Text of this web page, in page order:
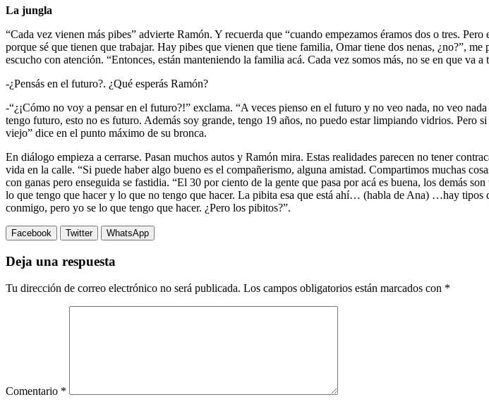
La jungla
“Cada vez vienen más pibes” advierte Ramón. Y recuerda que “cuando empezamos éramos dos o tres.
porque sé que tienen que trabajar. Hay pibes que vienen que tiene familia, Omar tiene dos nenas, ¿no?”,
escucho con atención. “Entonces, están manteniendo la familia acá. Cada vez somos más, no se en que va a
-¿Pensás en el futuro?. ¿Qué esperás Ramón?
-“¿¡Cómo no voy a pensar en el futuro?!” exclama. “A veces pienso en el futuro y no veo nada, no veo
tengo futuro, esto no es futuro. Además soy grande, tengo 19 años, no puedo estar limpiando vidrios. Pero
viejo” dice en el punto máximo de su bronca.
En diálogo empieza a cerrarse. Pasan muchos autos y Ramón mira. Estas realidades parecen no tener
vida en la calle. “Si puede haber algo bueno es el compañerismo, alguna amistad. Compartimos muchas
con ganas pero enseguida se fastidia. “El 30 por ciento de la gente que pasa por acá es buena, los demás
lo que tengo que hacer y lo que no tengo que hacer. La pibita esa que está ahí… (habla de Ana) …hay
conmigo, pero yo se lo que tengo que hacer. ¿Pero los pibitos?”.
Facebook Twitter WhatsApp
Deja una respuesta
Tu dirección de correo electrónico no será publicada. Los campos obligatorios están marcados con *
Comentario *